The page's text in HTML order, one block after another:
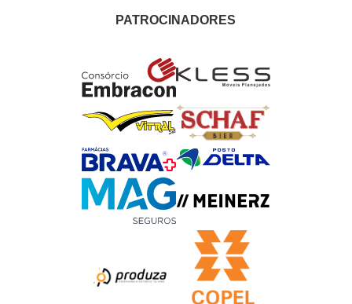
PATROCINADORES